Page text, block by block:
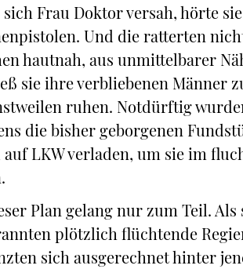
sich Frau Doktor versah, hörte
Und die ratterten
hautnah, aus unmittelbarer
sie ihre verbliebenen Männer
ruhen. Notdürftig
die bisher geborgenen
LKW verladen, um sie im
Plan gelang nur zum Teil.
plötzlich flüchtende
sich ausgerechnet hinter